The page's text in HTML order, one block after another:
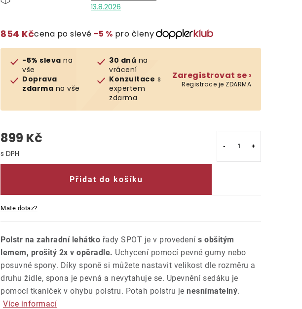
13.8.2026
854 Kčcena po slevě −5 % pro členy
-5% sleva na
vše
Doprava
zdarma na vše
30 dnů na
vrácení
Konzultace s
expertem
zdarma
Zaregistrovat se ›
Registrace je ZDARMA
899 Kč
Měrná cena:
Přidat do košíku
Mate dotaz?
Polstr na zahradní lehátko řady SPOT je v provedení s obšitým
lemem, prošitý 2x v opěradle. Uchycení pomocí pevné gumy nebo
posuvné spony. Díky sponě si můžete nastavit velikost dle rozměru a
druhu židle, spona je pevná a nevytahuje se. Upevnění sedáku je
pomocí tkaniček v ohybu polstru. Potah polstru je nesnímatelný.
Více informací